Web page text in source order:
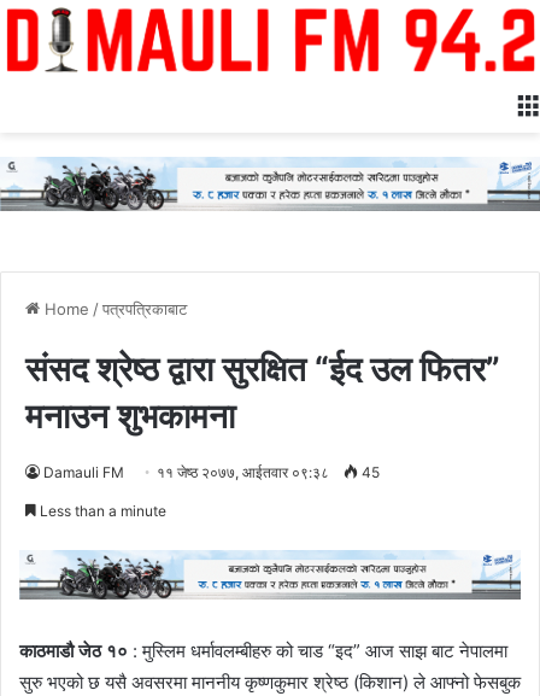
Home /पत्रपत्रिकाबाट
संसद श्रेष्ठ द्वारा सुरक्षित “ईद उल फितर”
मनाउन शुभकामना
Damauli FM ११ जेष्ठ २०७७, आईतवार ०९:३८ 45
Less than a minute
काठमाडौ जेठ १० : मुस्लिम धर्मावलम्बीहरु को चाड “इद” आज साझ बाट नेपालमा
सुरु भएको छ यसै अवसरमा माननीय कृष्णकुमार श्रेष्ठ (किशान) ले आफ्नो फेसबुक